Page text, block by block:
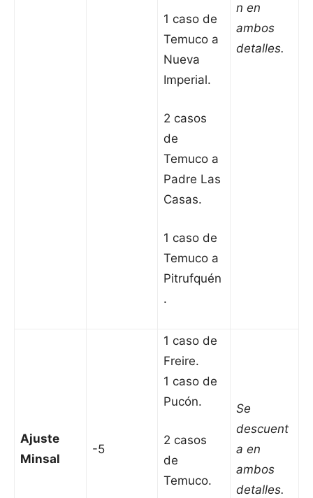
1 caso de
Temuco a
Nueva
Imperial.
2 casos
de
Temuco a
Padre Las
Casas.
1 caso de
Temuco a
Pitrufquén
.
n en
ambos
detalles.
Ajuste
Minsal
-5
1 caso de
Freire.
1 caso de
Pucón.
2 casos
de
Temuco.
Se
descuent
a en
ambos
detalles.